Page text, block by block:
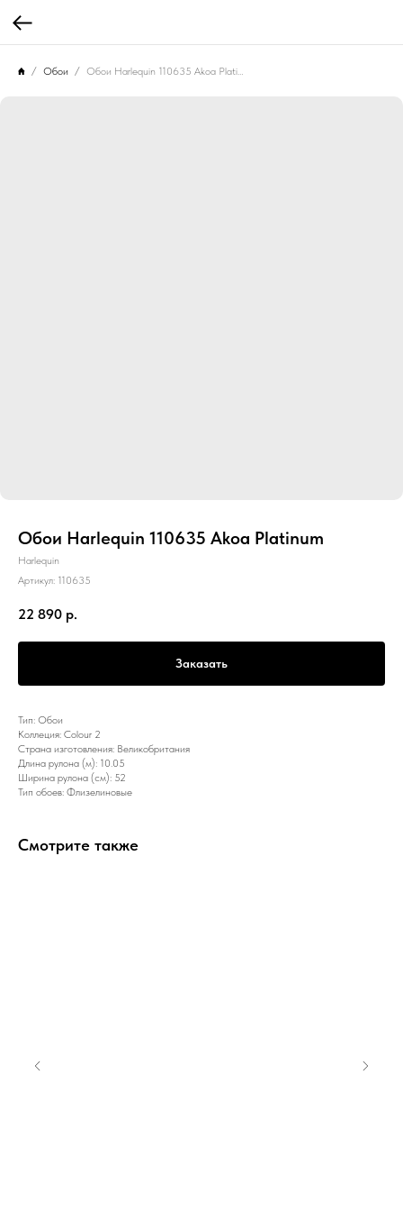
Обои
Обои Harlequin 110635 Akoa Platinum
Harlequin
Артикул: 110635
22 890 р.
Заказать
Тип: Обои
Коллеция: Colour 2
Страна изготовления: Великобритания
Длина рулона (м): 10.05
Ширина рулона (см): 52
Тип обоев: Флизелиновые
Смотрите также